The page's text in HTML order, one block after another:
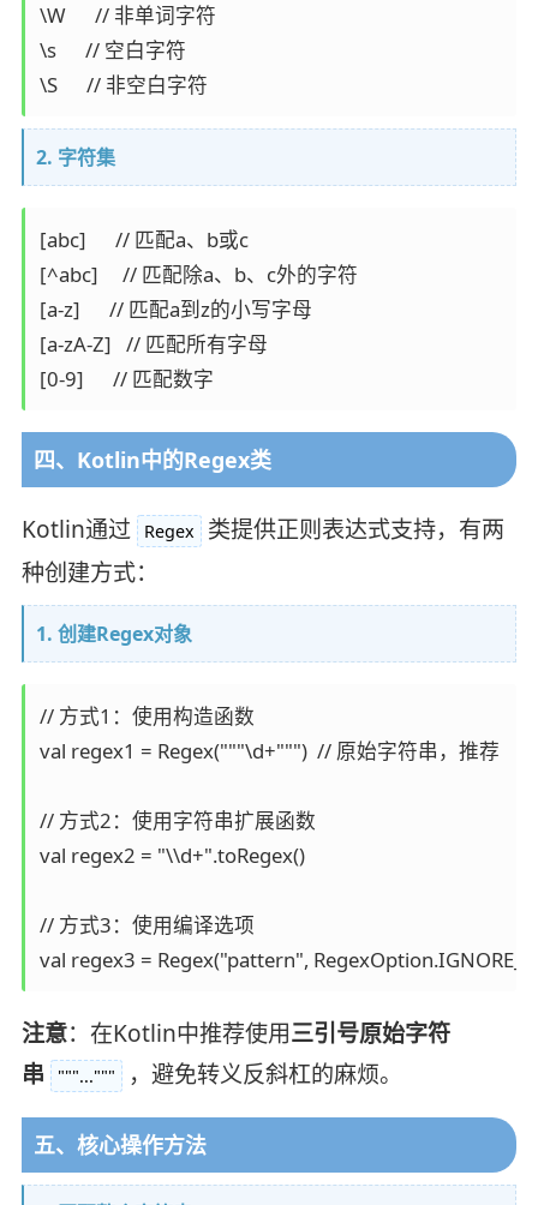
\W      // 非单词字符
\s      // 空白字符
\S      // 非空白字符
2. 字符集
[abc]      // 匹配a、b或c
[^abc]     // 匹配除a、b、c外的字符
[a-z]      // 匹配a到z的小写字母
[a-zA-Z]   // 匹配所有字母
[0-9]      // 匹配数字
四、Kotlin中的Regex类
Kotlin通过 Regex
类提供正则表达式支持，有两
种创建方式：
1. 创建Regex对象
// 方式1：使用构造函数
val regex1 = Regex("""\d+""")  // 原始字符串，推荐
// 方式2：使用字符串扩展函数
val regex2 = "\\d+".toRegex()
// 方式3：使用编译选项
val regex3 = Regex("pattern",
注意：在Kotlin中推荐使用三引号原始字符
串
"""...""" ，避免转义反斜杠的麻烦。
五、核心操作方法